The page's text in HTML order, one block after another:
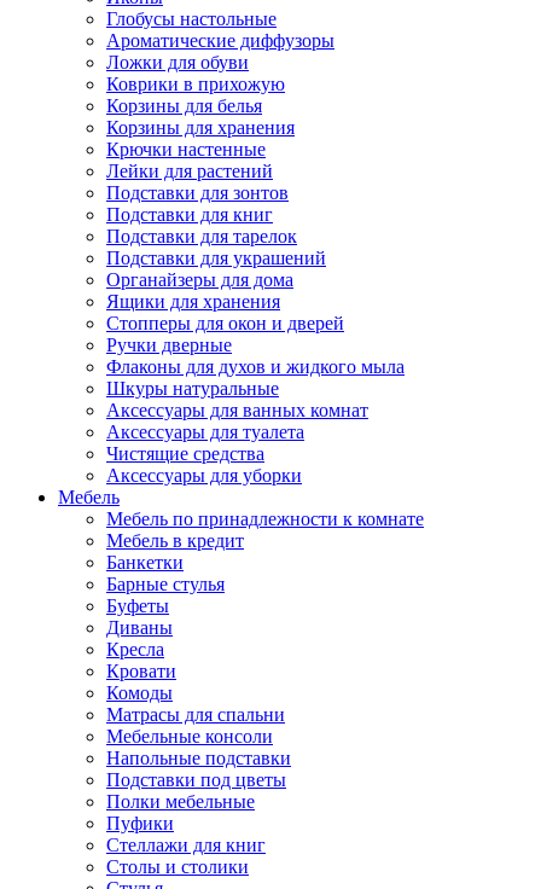
Глобусы настольные
Ароматические диффузоры
Ложки для обуви
Коврики в прихожую
Корзины для белья
Корзины для хранения
Крючки настенные
Лейки для растений
Подставки для зонтов
Подставки для книг
Подставки для тарелок
Подставки для украшений
Органайзеры для дома
Ящики для хранения
Стопперы для окон и дверей
Ручки дверные
Флаконы для духов и жидкого мыла
Шкуры натуральные
Аксессуары для ванных комнат
Аксессуары для туалета
Чистящие средства
Аксессуары для уборки
Мебель
Мебель по принадлежности к комнате
Мебель в кредит
Банкетки
Барные стулья
Буфеты
Диваны
Кресла
Кровати
Комоды
Матрасы для спальни
Мебельные консоли
Напольные подставки
Подставки под цветы
Полки мебельные
Пуфики
Стеллажи для книг
Столы и столики